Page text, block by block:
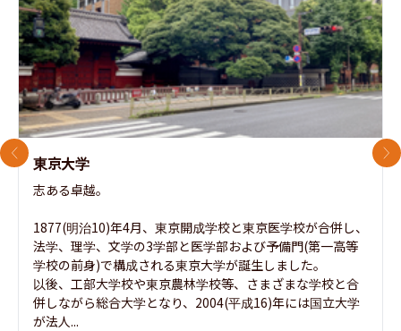
東京大学
志ある卓越。
1877(明治10)年4月、東京開成学校と東京医学校が合併し、
法学、理学、文学の3学部と医学部および予備門(第一高等
学校の前身)で構成される東京大学が誕生しました。
以後、工部大学校や東京農林学校等、さまざまな学校と合
併しながら総合大学となり、2004(平成16)年には国立大学
が法人...
前のスライド 次